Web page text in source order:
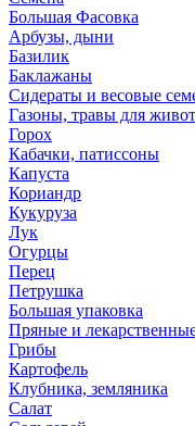
Большая Фасовка
Арбузы, дыни
Базилик
Баклажаны
Сидераты и весовые
Газоны, травы для
Горох
Кабачки, патиссоны
Капуста
Кориандр
Кукуруза
Лук
Огурцы
Перец
Петрушка
Большая упаковка
Пряные и
Грибы
Картофель
Клубника, земляника
Салат